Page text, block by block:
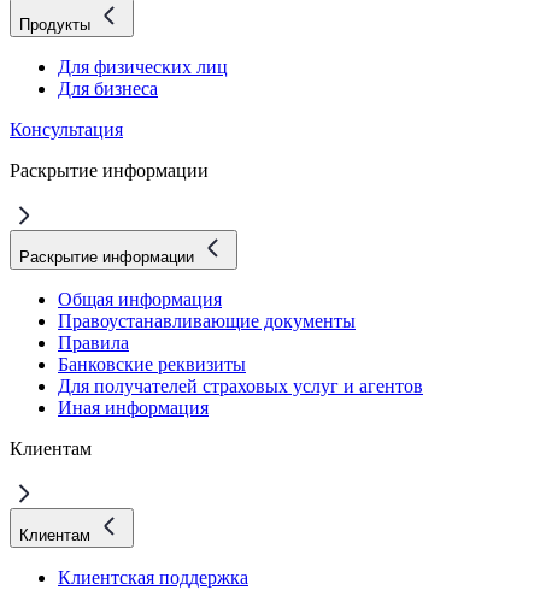
Продукты
Для физических лиц
Для бизнеса
Консультация
Раскрытие информации
Раскрытие информации
Общая информация
Правоустанавливающие документы
Правила
Банковские реквизиты
Для получателей страховых услуг и агентов
Иная информация
Клиентам
Клиентам
Клиентская поддержка